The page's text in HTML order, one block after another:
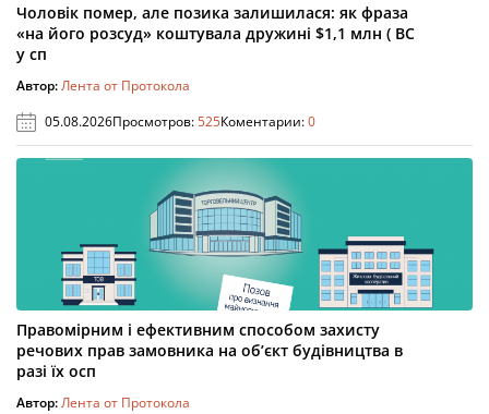
Чоловік помер, але позика залишилася: як фраза
«на його розсуд» коштувала дружині $1,1 млн ( ВС
у сп
Автор:Лента от Протокола
05.08.2026Просмотров:525Коментарии:0
Правомірним і ефективним способом захисту
речових прав замовника на об’єкт будівництва в
разі їх осп
Автор:Лента от Протокола